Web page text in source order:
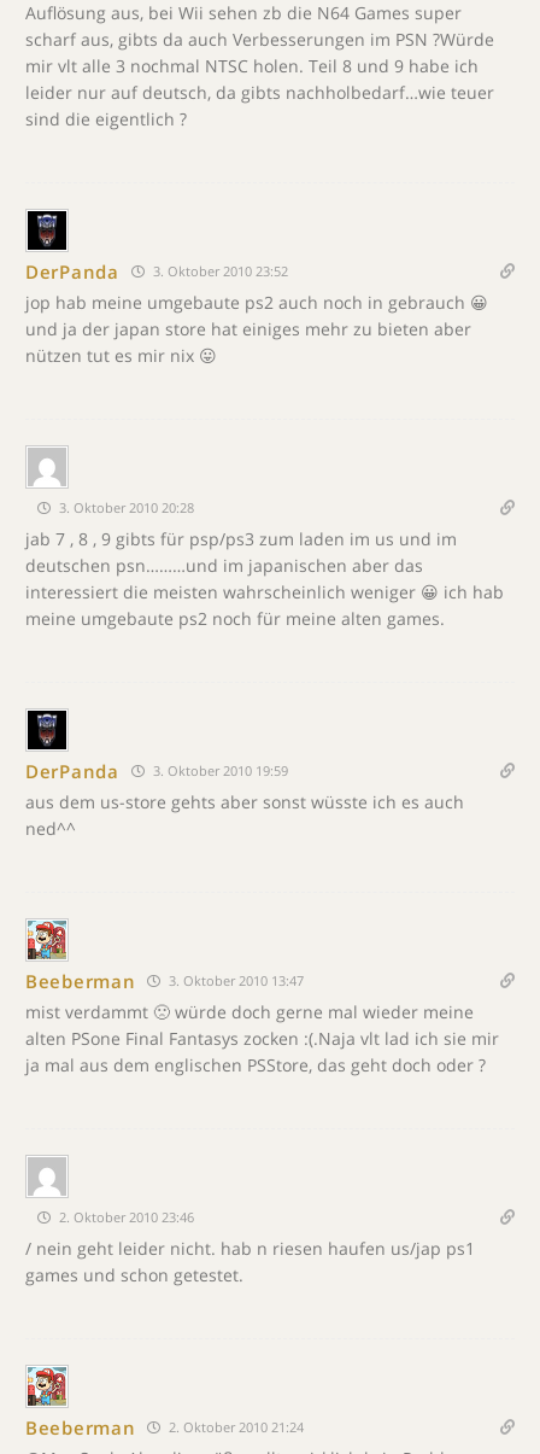
Auflösung aus, bei Wii sehen zb die N64 Games super
scharf aus, gibts da auch Verbesserungen im PSN ?Würde
mir vlt alle 3 nochmal NTSC holen. Teil 8 und 9 habe ich
leider nur auf deutsch, da gibts nachholbedarf…wie teuer
sind die eigentlich ?
DerPanda 3. Oktober 2010 23:52
jop hab meine umgebaute ps2 auch noch in gebrauch 😀
und ja der japan store hat einiges mehr zu bieten aber
nützen tut es mir nix 😛
3. Oktober 2010 20:28
jab 7 , 8 , 9 gibts für psp/ps3 zum laden im us und im
deutschen psn………und im japanischen aber das
interessiert die meisten wahrscheinlich weniger 😀 ich hab
meine umgebaute ps2 noch für meine alten games.
DerPanda 3. Oktober 2010 19:59
aus dem us-store gehts aber sonst wüsste ich es auch
ned^^
Beeberman 3. Oktober 2010 13:47
mist verdammt 🙁 würde doch gerne mal wieder meine
alten PSone Final Fantasys zocken :(.Naja vlt lad ich sie mir
ja mal aus dem englischen PSStore, das geht doch oder ?
2. Oktober 2010 23:46
/ nein geht leider nicht. hab n riesen haufen us/jap ps1
games und schon getestet.
Beeberman 2. Oktober 2010 21:24